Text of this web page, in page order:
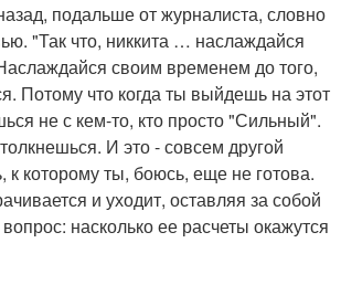
подальше от журналиста, словно
"Так что, никкита … наслаждайся
своим временем до того,
Потому что когда ты выйдешь на этот
не с кем-то, кто просто "Сильный".
И это - совсем другой
к которому ты, боюсь, еще не готова.
и уходит, оставляя за собой
насколько ее расчеты окажутся